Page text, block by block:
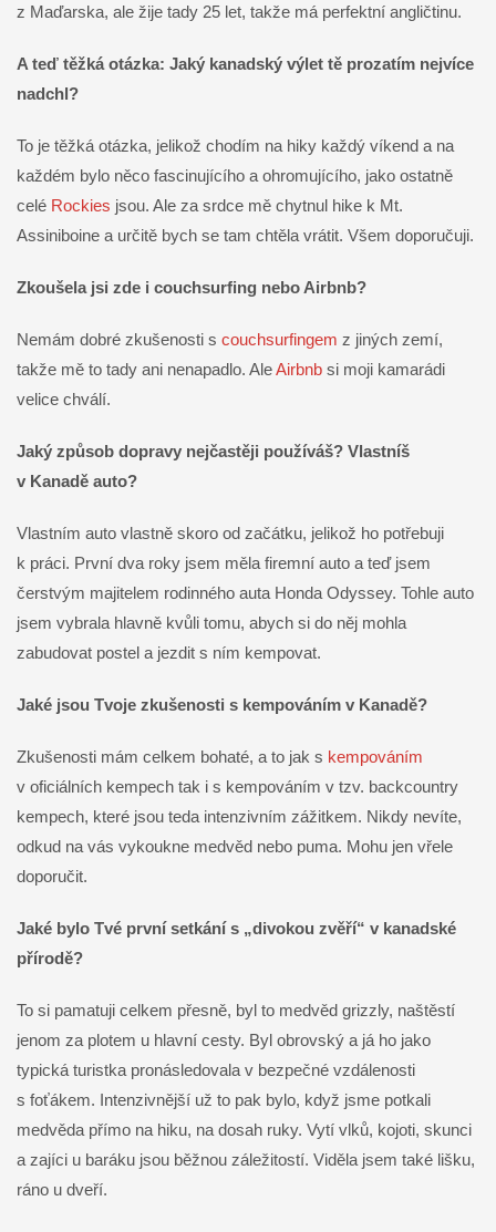
z Maďarska, ale žije tady 25 let, takže má perfektní angličtinu.
A teď těžká otázka: Jaký kanadský výlet tě prozatím nejvíce
nadchl?
To je těžká otázka, jelikož chodím na hiky každý víkend a na
každém bylo něco fascinujícího a ohromujícího, jako ostatně
celé Rockies jsou. Ale za srdce mě chytnul hike k Mt.
Assiniboine a určitě bych se tam chtěla vrátit. Všem doporučuji.
Zkoušela jsi zde i couchsurfing nebo Airbnb?
Nemám dobré zkušenosti s couchsurfingem z jiných zemí,
takže mě to tady ani nenapadlo. AleAirbnb si moji kamarádi
velice chválí.
Jaký způsob dopravy nejčastěji používáš? Vlastníš
v Kanadě auto?
Vlastním auto vlastně skoro od začátku, jelikož ho potřebuji
k práci. První dva roky jsem měla firemní auto a teď jsem
čerstvým majitelem rodinného auta Honda Odyssey. Tohle auto
jsem vybrala hlavně kvůli tomu, abych si do něj mohla
zabudovat postel a jezdit s ním kempovat.
Jaké jsou Tvoje zkušenosti s kempováním v Kanadě?
Zkušenosti mám celkem bohaté, a to jak s kempováním
v oficiálních kempech tak i s kempováním v tzv. backcountry
kempech, které jsou teda intenzivním zážitkem. Nikdy nevíte,
odkud na vás vykoukne medvěd nebo puma. Mohu jen vřele
doporučit.
Jaké bylo Tvé první setkání s „divokou zvěří“ v kanadské
přírodě?
To si pamatuji celkem přesně, byl to medvěd grizzly, naštěstí
jenom za plotem u hlavní cesty. Byl obrovský a já ho jako
typická turistka pronásledovala v bezpečné vzdálenosti
s foťákem. Intenzivnější už to pak bylo, když jsme potkali
medvěda přímo na hiku, na dosah ruky. Vytí vlků, kojoti, skunci
a zajíci u baráku jsou běžnou záležitostí. Viděla jsem také lišku,
ráno u dveří.